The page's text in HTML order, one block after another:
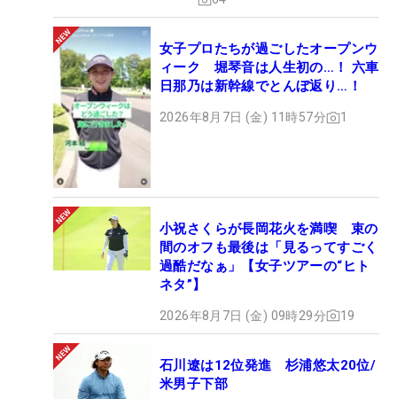
女子プロたちが過ごしたオープンウ
ィーク 堀琴音は人生初の…！ 六車
日那乃は新幹線でとんぼ返り…！
2026年8月7日 (金) 11時57分 1
小祝さくらが長岡花火を満喫 束の
間のオフも最後は「見るってすごく
過酷だなぁ」【女子ツアーの“ヒト
ネタ”】
2026年8月7日 (金) 09時29分 19
石川遼は12位発進 杉浦悠太20位/
米男子下部